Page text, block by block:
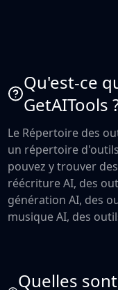
Qu'est-ce
GetAITools
Le Répertoire des
un répertoire
pouvez y trouver
réécriture AI, des
génération AI, des
musique AI, des
Quelles